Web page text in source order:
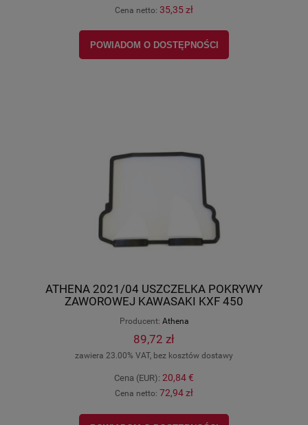
Cena netto: 35,35 zł
POWIADOM O DOSTĘPNOŚCI
ATHENA 2021/04 USZCZELKA POKRYWY
ZAWOROWEJ KAWASAKI KXF 450
Producent: Athena
89,72 zł
zawiera 23.00% VAT, bez kosztów dostawy
Cena (EUR): 20,84 €
Cena netto: 72,94 zł